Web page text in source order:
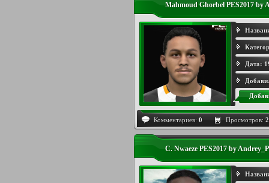
Mahmoud Ghorbel PES2017 by
Дата:
Комментариев: 0 Просмотров:
C. Nwaeze PES2017 by